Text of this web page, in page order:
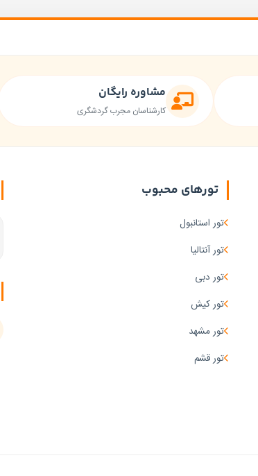
مشاوره رایگان
کارشناسان مجرب گردشگری
تورهای محبوب
تور استانبول
تور آنتالیا
تور دبی
تور کیش
تور مشهد
تور قشم